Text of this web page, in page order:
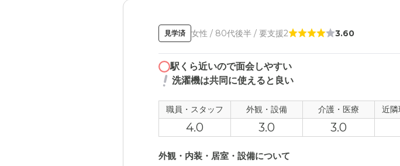
見学済 女性 / 80代後半 / 要支援2 3.60
駅くら近いので面会しやすい
洗濯機は共同に使えると良い
職員・スタッフ 外観・設備 介護・医療 近隣
4.0 3.0 3.0
外観・内装・居室・設備について